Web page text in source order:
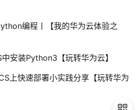
编程丨【我的华为云体验之
安装Python3【玩转华为云】
上快速部署小实践分享【玩转华为